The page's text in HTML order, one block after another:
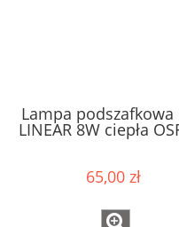
Lampa podszafkowa
LINEAR 8W ciepła
65,00 zł